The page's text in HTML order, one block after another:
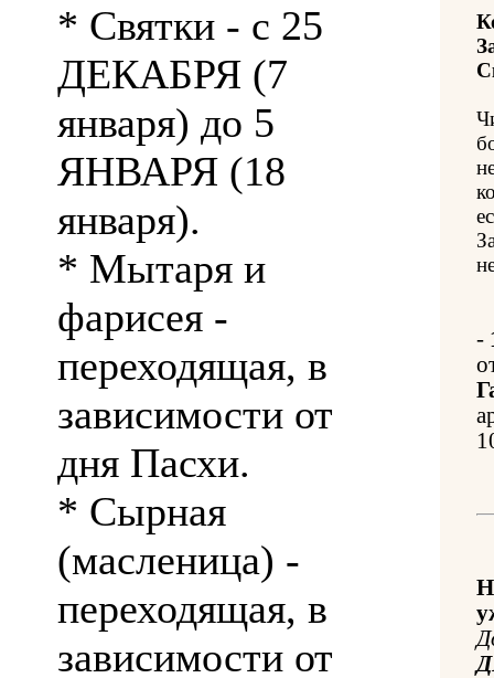
* Святки - с 25
ДЕКАБРЯ (7
января) до 5
ЯНВАРЯ (18
января).
* Мытаря и
фарисея -
переходящая, в
зависимости от
дня Пасхи.
* Сырная
(масленица) -
переходящая, в
зависимости от
-